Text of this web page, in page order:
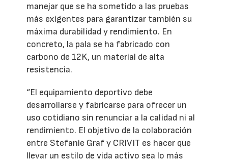
manejar que se ha sometido a las pruebas
más exigentes para garantizar también su
máxima durabilidad y rendimiento. En
concreto, la pala se ha fabricado con
carbono de 12K, un material de alta
resistencia.
“El equipamiento deportivo debe
desarrollarse y fabricarse para ofrecer un
uso cotidiano sin renunciar a la calidad ni al
rendimiento. El objetivo de la colaboración
entre Stefanie Graf y CRIVIT es hacer que
llevar un estilo de vida activo sea lo más